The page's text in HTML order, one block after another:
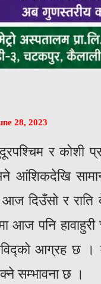
28, 2023
र कोशी
आंशिकदेखि
दिउँसो र
आज पनि
आग्रह छ ।
सम्भावना छ ।